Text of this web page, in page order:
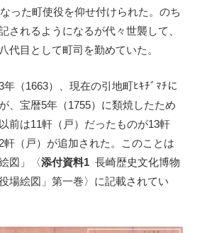
なった町使役を仰せ付けられた。のち
されるようになるが代々世襲して、
代目として町司を勤めていた。
（1663）、現在の引地町ﾋｷﾁﾞﾏﾁに
、宝暦5年（1755）に類焼したため
前は11軒（戸）だったものが13軒
軒（戸）が追加された。このことは
図」〈添付資料1 長崎歴史文化博物
場絵図」第一巻〉に記載されてい